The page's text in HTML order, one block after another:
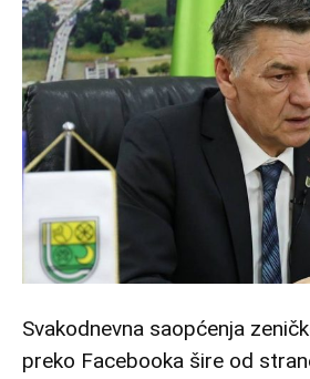
Svakodnevna saopćenja
preko Facebooka šire od